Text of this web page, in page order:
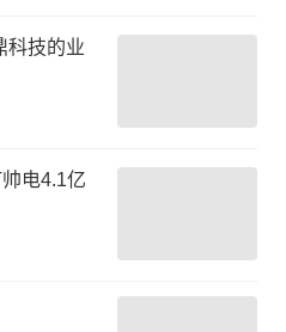
科技的业
电4.1亿